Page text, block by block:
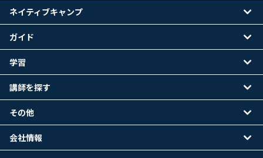
ネイティブキャンプ
ガイド
学習
講師を探す
その他
会社情報